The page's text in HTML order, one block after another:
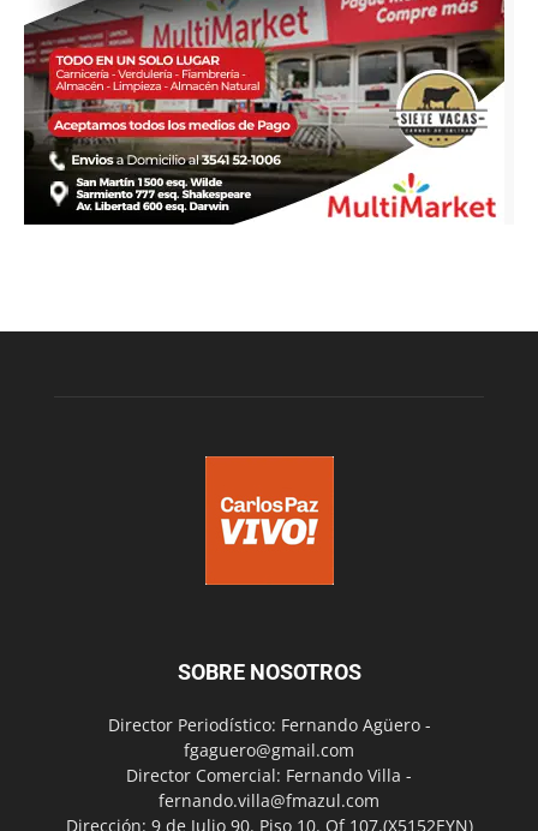
SOBRE NOSOTROS
Director Periodístico: Fernando Agüero -
fgaguero@gmail.com
Director Comercial: Fernando Villa -
fernando.villa@fmazul.com
Dirección: 9 de Julio 90. Piso 10. Of 107.(X5152EYN)